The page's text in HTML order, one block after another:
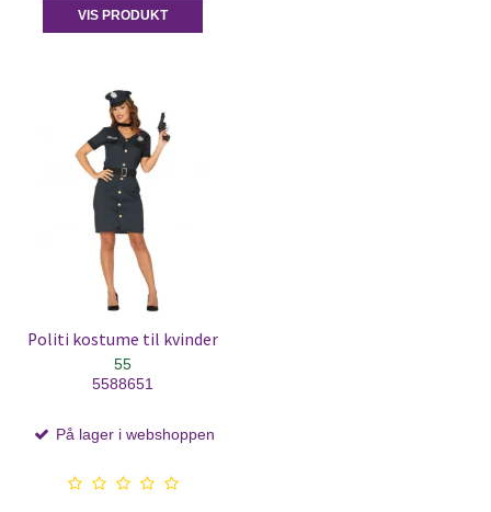
VIS PRODUKT
Politi kostume til kvinder
55
5588651
På lager i webshoppen